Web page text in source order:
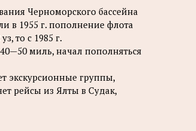
Черноморского бассейна
в 1955 г. пополнение флота
то с 1985 г.
миль, начал пополняться
экскурсионные группы,
рейсы из Ялты в Судак,